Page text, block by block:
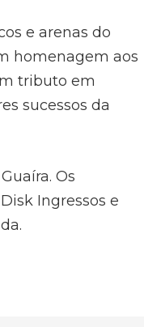
e arenas do
homenagem aos
tributo em
sucessos da
Os
Ingressos e